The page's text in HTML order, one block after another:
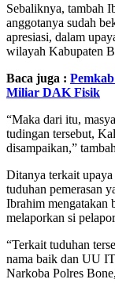
Sebaliknya, tambah
anggotanya sudah
apresiasi, dalam
wilayah Kabupaten
Baca juga :
Miliar DAK Fisik
“Maka dari itu,
tudingan tersebut,
disampaikan,”
Ditanya terkait
tuduhan pemerasan
Ibrahim mengatakan
melaporkan si
“Terkait tuduhan
nama baik dan UU
Narkoba Polres